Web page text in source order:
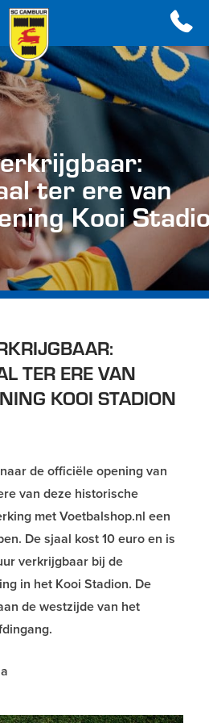
ter ere van
Kooi
TER ERE VAN
KOOI STADION
de officiële opening van
van deze historische
met Voetbalshop.nl een
De sjaal kost 10 euro en is
verkrijgbaar bij de
in het Kooi Stadion. De
de westzijde van het